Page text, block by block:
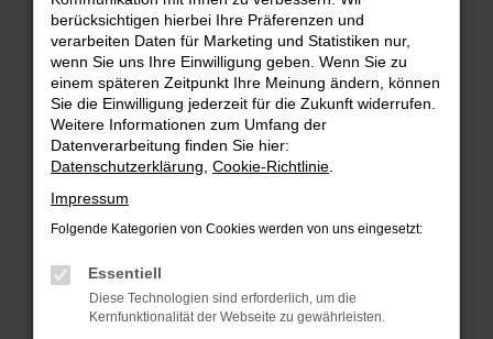
FEHLER: NETWORK ERROR
Beim Laden ist ein Fehler aufgetreten.
Hier sind ein paar Tipps, die dir helfen können:
Überprüfe deine Firewall und deine
Internetverbindung.
Laden andere Webseiten, zum Beispiel deine
Suchmaschine?
Manche Erweiterungen, wie Werbeblocker,
können das Laden bestimmter Seiten
verhindern. Funktioniert die Seite in einem
berücksichtigen hierbei Ihre Präferenzen und
verarbeiten Daten für Marketing und Statistiken nur,
wenn Sie uns Ihre Einwilligung geben. Wenn Sie zu
einem späteren Zeitpunkt Ihre Meinung ändern, können
Sie die Einwilligung jederzeit für die Zukunft widerrufen.
Weitere Informationen zum Umfang der
Datenverarbeitung finden Sie hier:
Datenschutzerklärung Cookie-Richtlinie
Impressum
Folgende Kategorien von Cookies werden von uns eingesetzt:
Essentiell
Diese Technologien sind erforderlich, um die
Kernfunktionalität der Webseite zu gewährleisten.